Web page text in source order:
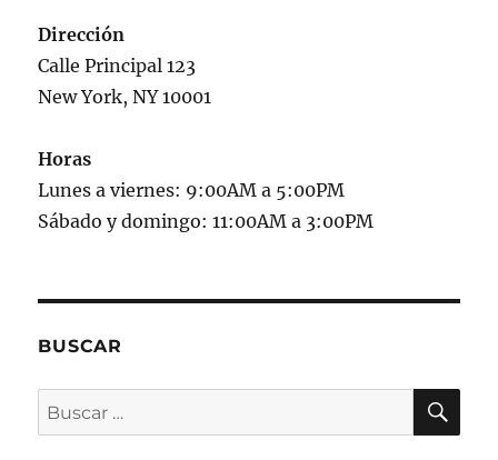
Dirección
Calle Principal 123
New York, NY 10001
Horas
Lunes a viernes: 9:00AM a 5:00PM
Sábado y domingo: 11:00AM a 3:00PM
BUSCAR
Buscar
por: